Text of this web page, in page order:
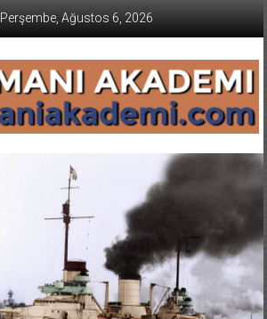
Perşembe, Ağustos 6, 2026